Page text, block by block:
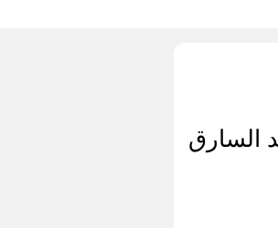
السارق